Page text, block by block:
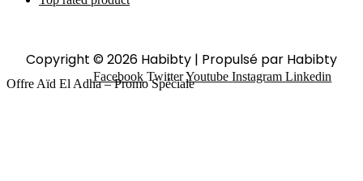
Copyright © 2026 Habibty | Propulsé par Habibty
Facebook TwitterYoutube Instagram Linkedin
Offre Aïd El Adha – Promo Spéciale